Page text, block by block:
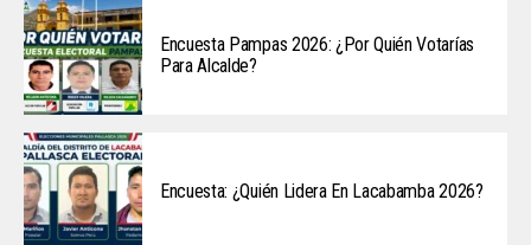
Encuesta Pampas 2026: ¿Por Quién Votarías
Para Alcalde?
Encuesta: ¿Quién Lidera En Lacabamba 2026?